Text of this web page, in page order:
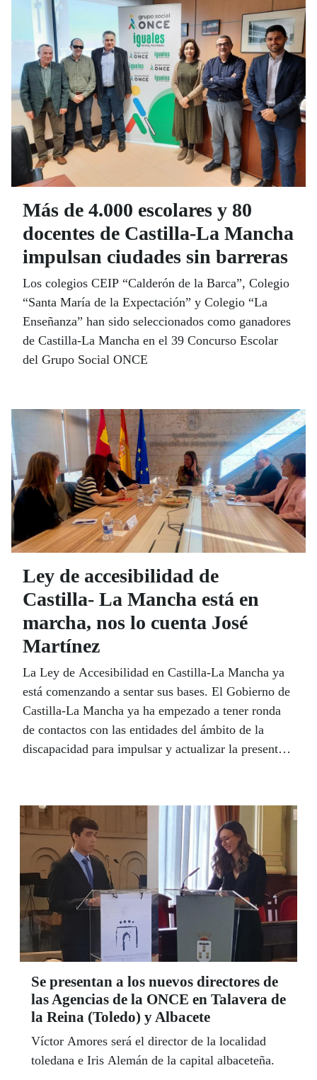
Más de 4.000 escolares y 80
docentes de Castilla-La Mancha
impulsan ciudades sin barreras
Los colegios CEIP “Calderón de la Barca”, Colegio
“Santa María de la Expectación” y Colegio “La
Enseñanza” han sido seleccionados como ganadores
de Castilla-La Mancha en el 39 Concurso Escolar
del Grupo Social ONCE
Ley de accesibilidad de
Castilla- La Mancha está en
marcha, nos lo cuenta José
Martínez
La Ley de Accesibilidad en Castilla-La Mancha ya
está comenzando a sentar sus bases. El Gobierno de
Castilla-La Mancha ya ha empezado a tener ronda
de contactos con las entidades del ámbito de la
discapacidad para impulsar y actualizar la presente
avances y mandatos legales en este ámbito.
Se presentan a los nuevos directores de
las Agencias de la ONCE en Talavera de
la Reina (Toledo) y Albacete
Víctor Amores será el director de la localidad
toledana e Iris Alemán de la capital albaceteña.